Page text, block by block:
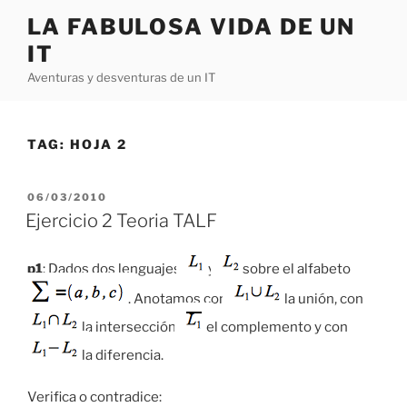
content
LA FABULOSA VIDA DE UN
IT
Aventuras y desventuras de un IT
TAG: HOJA 2
POSTED
ON
06/03/2010
Ejercicio 2 Teoria TALF
p1: Dados dos lenguajes y
sobre el alfabeto
. Anotamos con
la unión, con
la intersección,
el complemento y con
la diferencia.
Verifica o contradice: